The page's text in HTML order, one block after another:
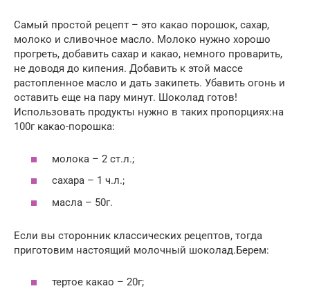
Самый простой рецепт – это какао порошок, сахар,
молоко и сливочное масло. Молоко нужно хорошо
прогреть, добавить сахар и какао, немного проварить,
не доводя до кипения. Добавить к этой массе
растопленное масло и дать закипеть. Убавить огонь и
оставить еще на пару минут. Шоколад готов!
Использовать продукты нужно в таких пропорциях:на
100г какао-порошка:
молока – 2 ст.л.;
сахара – 1 ч.л.;
масла – 50г.
Если вы сторонник классических рецептов, тогда
приготовим настоящий молочный шоколад.Берем:
тертое какао – 20г;